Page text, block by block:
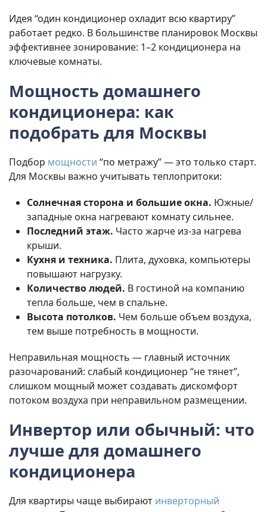
Идея “один кондиционер охладит всю квартиру”
работает редко. В большинстве планировок Москвы
эффективнее зонирование: 1–2 кондиционера на
ключевые комнаты.
Мощность домашнего
кондиционера: как
подобрать для Москвы
Подбор мощности “по метражу” — это только старт.
Для Москвы важно учитывать теплопритоки:
Солнечная сторона и большие окна. Южные/
западные окна нагревают комнату сильнее.
Последний этаж. Часто жарче из-за нагрева
крыши.
Кухня и техника. Плита, духовка, компьютеры
повышают нагрузку.
Количество людей. В гостиной на компанию
тепла больше, чем в спальне.
Высота потолков. Чем больше объем воздуха,
тем выше потребность в мощности.
Неправильная мощность — главный источник
разочарований: слабый кондиционер “не тянет”,
слишком мощный может создавать дискомфорт
потоком воздуха при неправильном размещении.
Инвертор или обычный: что
лучше для домашнего
кондиционера
Для квартиры чаще выбирают инверторный